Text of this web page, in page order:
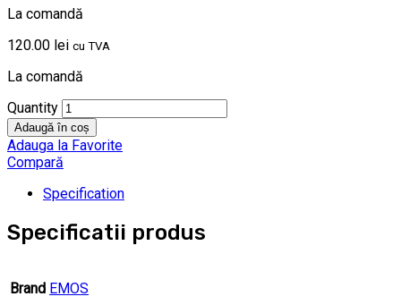
La comandă
120.00 lei cu TVA
La comandă
Quantity
Adaugă în coș
Adauga la Favorite
Compară
Specification
Specificatii produs
Brand EMOS